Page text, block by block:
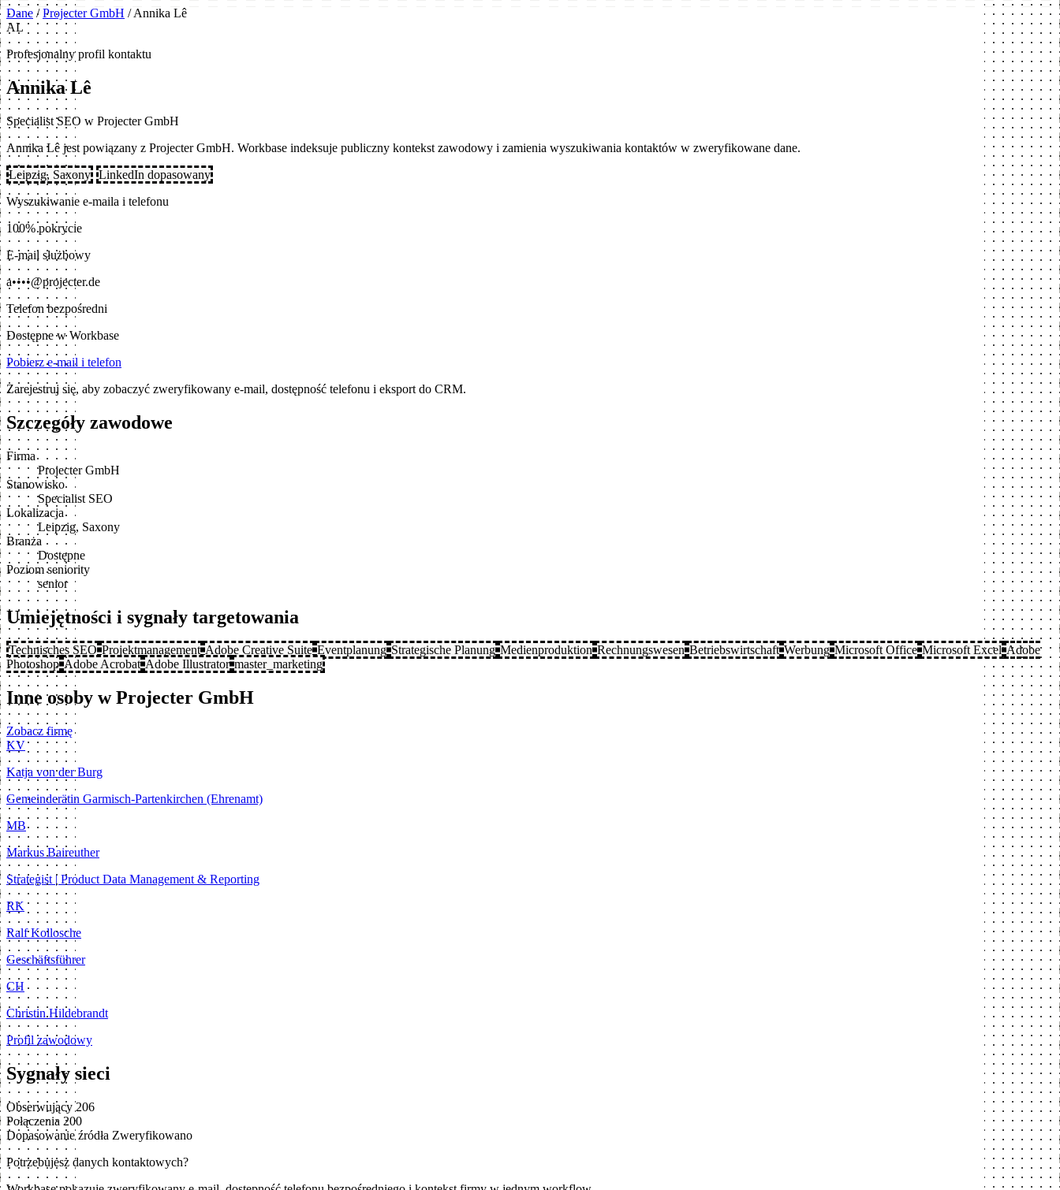
Dane / Projecter GmbH / Annika Lê
AL
Profesjonalny profil kontaktu
Annika Lê
Specialist SEO w Projecter GmbH
Annika Lê jest powiązany z Projecter GmbH. Workbase indeksuje publiczny kontekst zawodowy i zamienia wyszukiwania kontaktów w zweryfikowane dane.
Leipzig, Saxony LinkedIn dopasowany
Wyszukiwanie e-maila i telefonu
100% pokrycie
E-mail służbowy
a••••@projecter.de
Telefon bezpośredni
Dostępne w Workbase
Pobierz e-mail i telefon
Zarejestruj się, aby zobaczyć zweryfikowany e-mail, dostępność telefonu i eksport do CRM.
Szczegóły zawodowe
Firma
Projecter GmbH
Stanowisko
Specialist SEO
Lokalizacja
Leipzig, Saxony
Branża
Dostępne
Poziom seniority
senior
Umiejętności i sygnały targetowania
Technisches SEO Projektmanagement Adobe Creative Suite Eventplanung Strategische Planung Medienproduktion Rechnungswesen Betriebswirtschaft Werbung Microsoft Office Microsoft Excel Adobe
Photoshop Adobe Acrobat Adobe Illustrator master_marketing
Inne osoby w Projecter GmbH
Zobacz firmę
KV
Katja von der Burg
Gemeinderätin Garmisch-Partenkirchen (Ehrenamt)
MB
Markus Baireuther
Strategist | Product Data Management & Reporting
RK
Ralf Kollosche
Geschäftsführer
CH
Christin Hildebrandt
Profil zawodowy
Sygnały sieci
Obserwujący 206
Połączenia 200
Dopasowanie źródła Zweryfikowano
Potrzebujesz danych kontaktowych?